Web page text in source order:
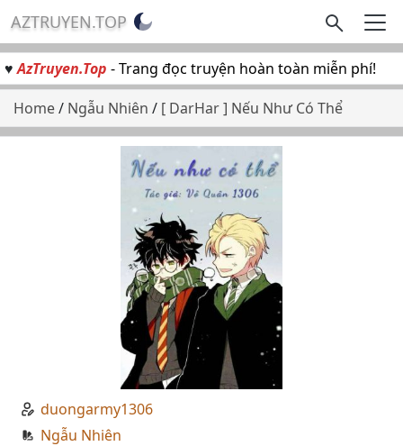
AZTRUYEN.TOP
♥AzTruyen.Top - Trang đọc truyện hoàn toàn miễn phí!
Home/ Ngẫu Nhiên / [ DarHar ] Nếu Như Có Thể
duongarmy1306
Ngẫu Nhiên